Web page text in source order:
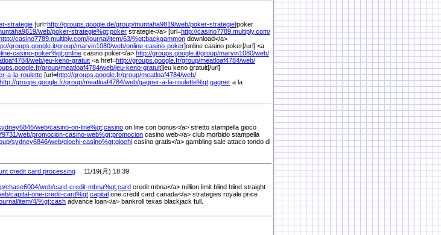
strategie [url=http://groups.google.de/group/muntaha9819/web/poker-strategie]poker
web/poker-strategie%gt;poker strategie</a> [url=http://casino7789.multiply.com/
casino7789.multiply.com/journal/item/63/%gt;backgammon download</a>
groups.google.it/group/marvin1080/web/online-casino-poker]online casino poker[/url] <a
casino-poker%gt;online casino poker</a> http://groups.google.it/group/marvin1080/web/
web/jeu-keno-gratuit <a href=http://groups.google.fr/group/meatloaf4784/web/
group/meatloaf4784/web/jeu-keno-gratuit]jeu keno gratuit[/url]
a-la-roulette [url=http://groups.google.fr/group/meatloaf4784/web/
http://groups.google.fr/group/meatloaf4784/web/gagner-a-la-roulette%gt;gagner a la
web/casino-on-line%gt;casino on line con bonus</a> stretto stampella gioco
web/promocion-casino-web%gt;promocion casino web</a> club morbido stampella
sydney6846/web/giochi-casino%gt;giochi casino gratis</a> gambling sale attaco tondo di
credit card processing 11/19(月) 18:39
chase6004/web/card-credit-mbna%gt;card credit mbna</a> million limit blind blind straight
capital-one-credit-card%gt;capital one credit card canada</a> strategies royale price
item/4/%gt;cash advance loan</a> bankroll texas blackjack full.